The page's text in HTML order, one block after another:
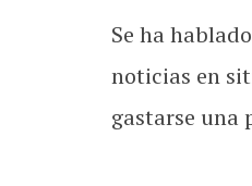
Se ha
noticias en
gastarse una